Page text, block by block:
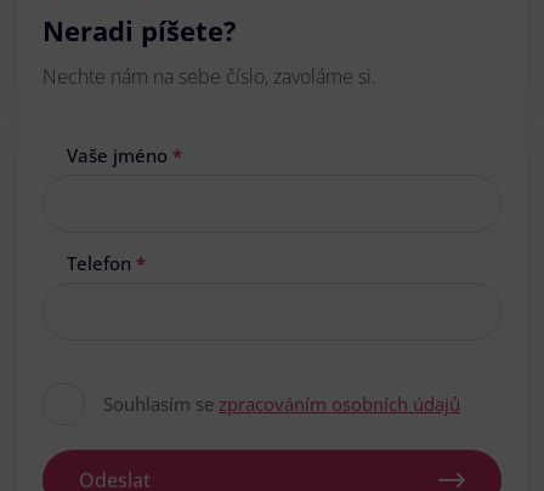
Neradi píšete?
Nechte nám na sebe číslo, zavoláme si.
Vaše jméno *
Telefon *
Souhlasím se zpracováním osobních údajů
Odeslat